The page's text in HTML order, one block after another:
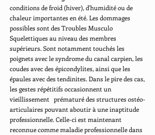
conditions de froid (hiver), d'humidité ou de
chaleur importantes en été. Les dommages
possibles sont des Troubles Musculo
Squelettiques au niveau des membres
supérieurs. Sont notamment touchés les
poignets avec le syndrome du canal carpien, les
coudes avec des épicondylites, ainsi que les
épaules avec des tendinites. Dans le pire des cas,
les gestes répétitifs occasionnent un
vieillissement prématuré des structures ostéo-
articulaires pouvant aboutir à une inaptitude
professionnelle. Celle-ci est maintenant
reconnue comme maladie professionnelle dans